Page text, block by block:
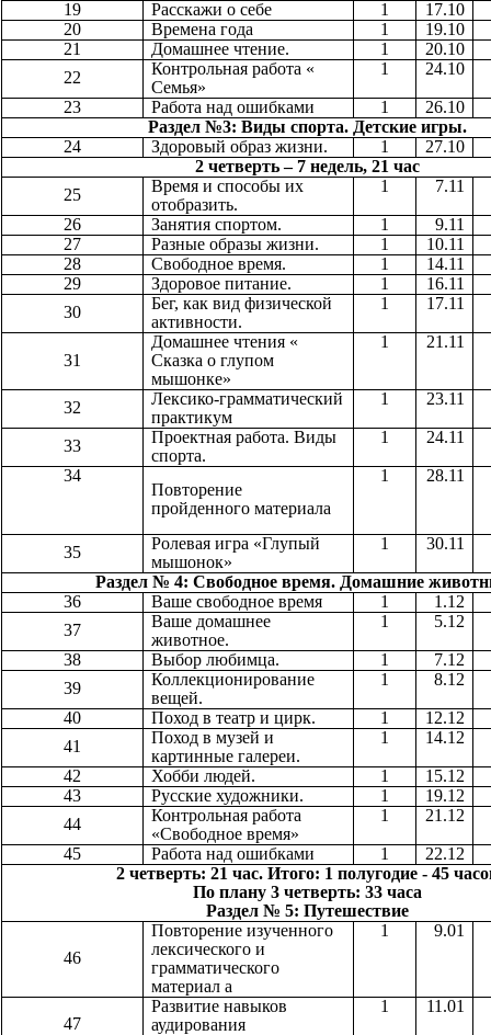
19 Расскажи о себе 1
17.10
20
Времена года 1
19.10
21
Домашнее чтение. 1
20.10
22
Контрольная работа «
Семья»
1 24.10
23 Работа над ошибками 1
26.10
Раздел №3: Виды спорта. Детские игры.
24
Здоровый образ жизни. 1
27.10
2 четверть – 7 недель, 21 час
25
Время и способы их
отобразить.
1 7.11
26 Занятия спортом. 1
9.11
27
Разные образы жизни. 1
10.11
28
Свободное время. 1
14.11
29
Здоровое питание. 1
16.11
30
Бег, как вид физической
активности.
1 17.11
31
Домашнее чтения «
Сказка о глупом
мышонке»
1 21.11
32
Лексико-грамматический
практикум
1 23.11
33
Проектная работа. Виды
спорта.
1 24.11
34
Повторение
пройденного материала
1 28.11
35
Ролевая игра «Глупый
мышонок»
1 30.11
Раздел № 4: Свободное время. Домашние
36
Ваше свободное время 1
1.12
37
Ваше домашнее
животное.
1 5.12
38 Выбор любимца. 1
7.12
39
Коллекционирование
вещей.
1 8.12
40 Поход в театр и цирк. 1
12.12
41
Поход в музей и
картинные галереи.
1 14.12
42 Хобби людей. 1
15.12
43
Русские художники. 1
19.12
44
Контрольная работа
«Свободное время»
1 21.12
45 Работа над ошибками 1
22.12
2 четверть: 21 час. Итого: 1 полугодие - 45
По плану 3 четверть: 33 часа
Раздел № 5: Путешествие
46
Повторение изученного
лексического и
грамматического
материал а
1 9.01
47
Развитие навыков
аудирования
1 11.01